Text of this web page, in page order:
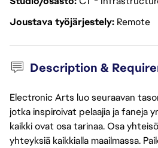
Joustava työjärjestely Remote
Description &
Electronic Arts luo seuraavan
jotka inspiroivat pelaajia ja faneja
kaikki ovat osa tarinaa. Osa
yhteyksiä kaikkialla maailmassa.